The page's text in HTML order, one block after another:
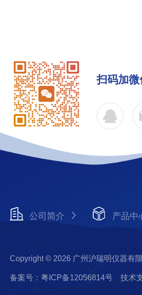
扫码加微
公司简介 产品中
Copyright © 2026 广州沪瑞明仪器有
备案号：粤ICP备12056814号 技术